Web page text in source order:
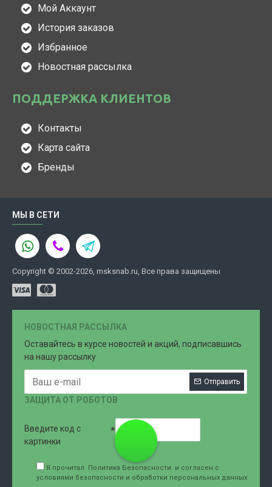
Мой Аккаунт
История заказов
Избранное
Новостная рассылка
ПОДДЕРЖКА КЛИЕНТОВ
Контакты
Карта сайта
Бренды
МЫ В СЕТИ
Copyright © 2002-2026, msksnab.ru, Все права защищены
НОВОСТНАЯ РАССЫЛКА
Оставайтесь в курсе новостей и акций, подписавшись
на нашу рассылку
Отправить
ЗАЩИТА ОТ РОБОТОВ
Введите код с
картинки
Я прочитал Политика Безопасности
и согласен с
условиями безопасности и обработки персональных данных
707-76-